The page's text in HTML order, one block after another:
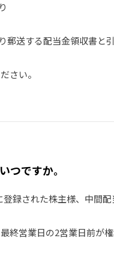
郵送する配当金領収書と
さい。
つですか。
録された株主様、中間
終営業日の2営業日前が